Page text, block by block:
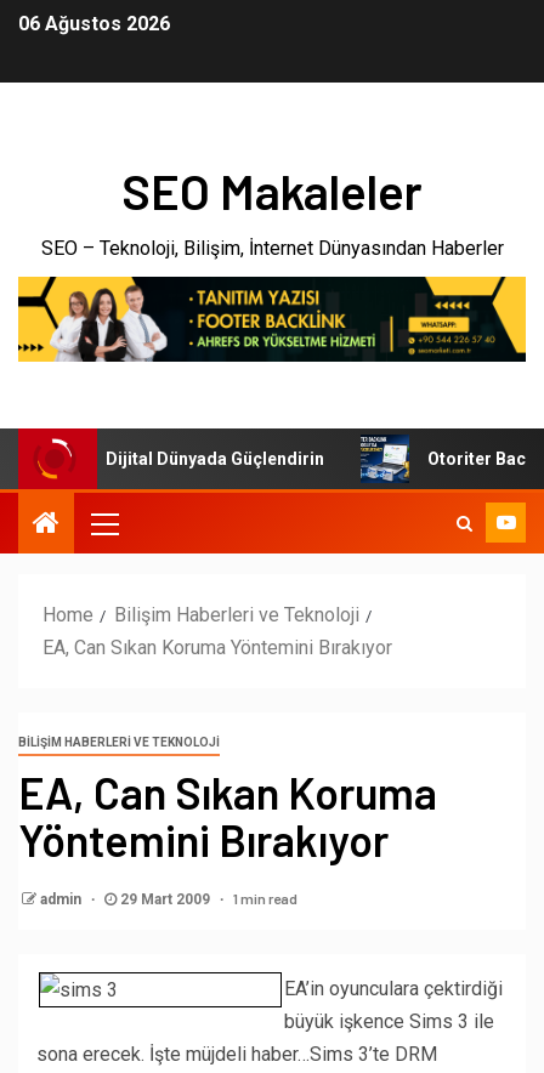
06 Ağustos 2026
SEO Makaleler
SEO – Teknoloji, Bilişim, İnternet Dünyasından Haberler
Dijital Dünyada Güçlendirin Otoriter Backlink
Home
Bilişim Haberleri ve Teknoloji
EA, Can Sıkan Koruma Yöntemini Bırakıyor
BILIŞIM HABERLERI VE TEKNOLOJI
EA, Can Sıkan Koruma
Yöntemini Bırakıyor
admin 29 Mart 2009 1 min read
EA’in oyunculara çektirdiği
büyük işkence Sims 3 ile
sona erecek. İşte müjdeli haber…Sims 3’te DRM